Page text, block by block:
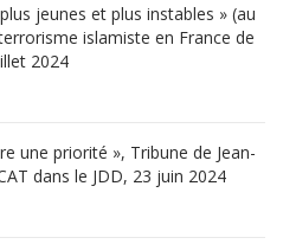
jeunes et plus instables » (au
islamiste en France de
2024
une priorité », Tribune de Jean-
dans le JDD, 23 juin 2024